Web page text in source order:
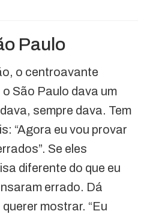
Paulo
o centroavante
São Paulo dava um
sempre dava. Tem
“Agora eu vou provar
Se eles
diferente do que eu
errado. Dá
mostrar. “Eu